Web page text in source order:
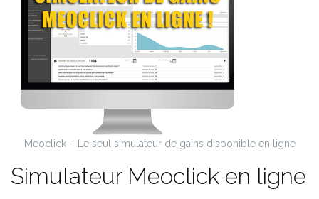
Meoclick – Le seul simulateur de gains disponible en ligne
Simulateur Meoclick en ligne